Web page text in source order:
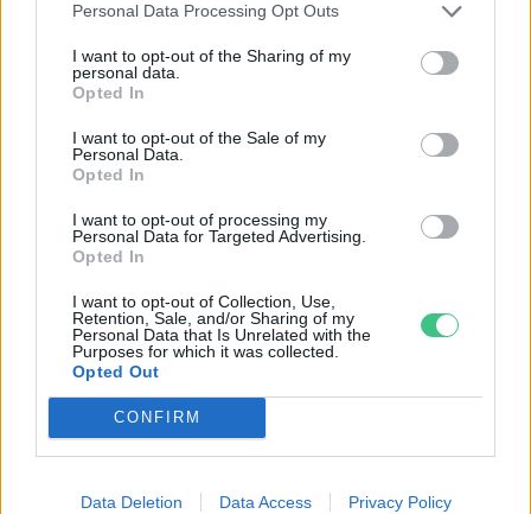
Personal Data Processing Opt Outs
I want to opt-out of the Sharing of my
personal data.
Opted In
I want to opt-out of the Sale of my
Personal Data.
Opted In
I want to opt-out of processing my
Personal Data for Targeted Advertising.
Opted In
I want to opt-out of Collection, Use,
Retention, Sale, and/or Sharing of my
Personal Data that Is Unrelated with the
Purposes for which it was collected.
Opted Out
CONFIRM
Data Deletion Data Access Privacy Policy
és mit tehetünk ellene?
EGÉSZSÉGÜNK
Csillaghullás, napfogyatkozás:
augusztusban érdemes lesz az égre